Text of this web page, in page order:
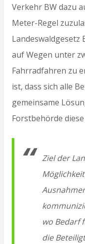
Verkehr BW dazu
Meter-Regel
Landeswaldgesetz
auf Wegen unter
Fahrradfahren zu
ist, dass sich alle
gemeinsame
Forstbehörde
Ziel der
wo Bedarf
die